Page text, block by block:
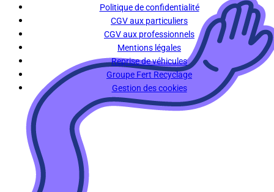
Politique de confidentialité
CGV aux particuliers
CGV aux professionnels
Mentions légales
Reprise de véhicules
Groupe Fert Recyclage
Gestion des cookies